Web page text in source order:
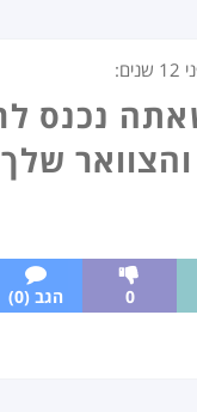
12 שנים :
נכנס
0 הגב (0)